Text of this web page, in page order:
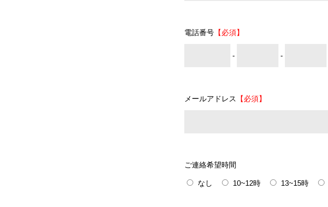
電話番号 【必須】
- -
メールアドレス 【必須】
ご連絡希望時間
なし 10~12時 13~15時